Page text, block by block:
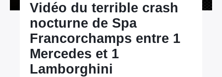
Vidéo du terrible crash
nocturne de Spa
Francorchamps entre 1
Mercedes et 1
Lamborghini